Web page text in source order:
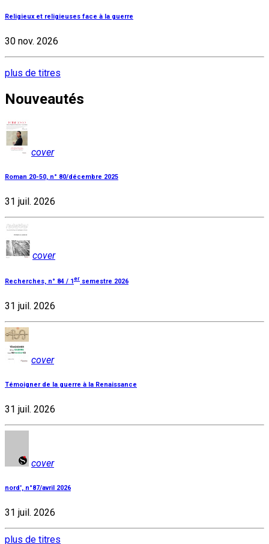
Religieux et religieuses face à la guerre
30 nov. 2026
plus de titres
Nouveautés
cover
Roman 20-50, n° 80/décembre 2025
31 juil. 2026
cover
Recherches, n° 84 / 1 er semestre 2026
31 juil. 2026
cover
Témoigner de la guerre à la Renaissance
31 juil. 2026
cover
nord', n°87/avril 2026
31 juil. 2026
plus de titres